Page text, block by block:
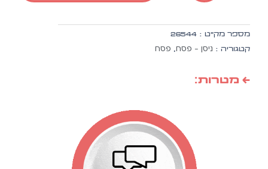
הגדה
פסח
מספר מק״ט :26544
קטגוריה : ניסן - פסח,פסח
← מטרות: